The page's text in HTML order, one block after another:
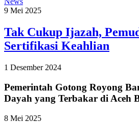
9 Mei 2025
Tak Cukup Ijazah,
Sertifikasi Keahlian
1 Desember 2024
Pemerintah Gotong Royong
Dayah yang Terbakar di Aceh
8 Mei 2025